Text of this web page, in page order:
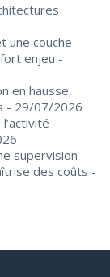
une couche
enjeu -
en hausse,
- 29/07/2026
supervision
des coûts -